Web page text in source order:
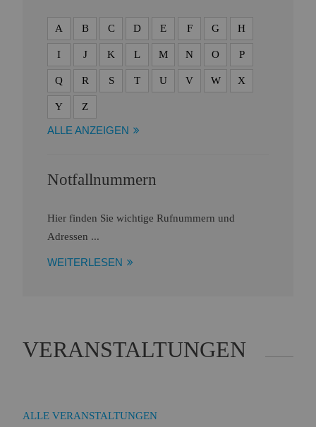
A B C D E F G H
I J K L M N O P
Q R S T U V W X
Y Z
ALLE ANZEIGEN
Notfallnummern
Hier finden Sie wichtige Rufnummern und
Adressen ...
WEITERLESEN
VERANSTALTUNGEN
ALLE VERANSTALTUNGEN